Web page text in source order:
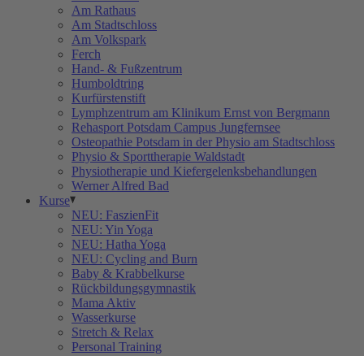
Am Rathaus
Am Stadtschloss
Am Volkspark
Ferch
Hand- & Fußzentrum
Humboldtring
Kurfürstenstift
Lymphzentrum am Klinikum Ernst von Bergmann
Rehasport Potsdam Campus Jungfernsee
Osteopathie Potsdam in der Physio am Stadtschloss
Physio & Sporttherapie Waldstadt
Physiotherapie und Kiefergelenksbehandlungen
Werner Alfred Bad
Kurse
NEU: FaszienFit
NEU: Yin Yoga
NEU: Hatha Yoga
NEU: Cycling and Burn
Baby & Krabbelkurse
Rückbildungsgymnastik
Mama Aktiv
Wasserkurse
Stretch & Relax
Personal Training